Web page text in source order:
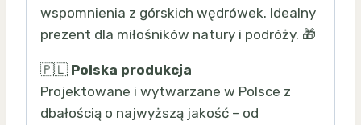
wspomnienia z górskich wędrówek. Idealny
prezent dla miłośników natury i podróży. 🎁
🇵🇱 Polska produkcja
Projektowane i wytwarzane w Polsce z
dbałością o najwyższą jakość – od